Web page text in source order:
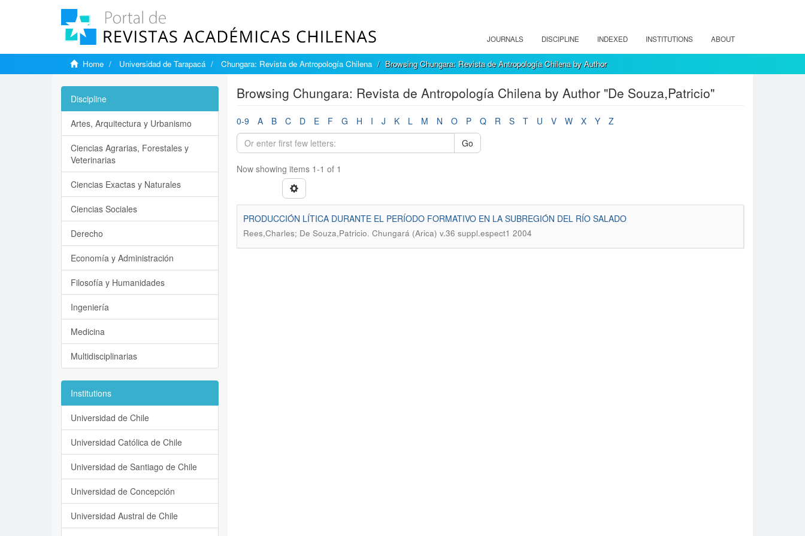
JOURNALS DISCIPLINE INDEXED INSTITUTIONS ABOUT
Home Universidad de Tarapacá Chungara: Revista de Antropología Chilena Browsing Chungara: Revista de Antropología Chilena by Author
Browsing Chungara: Revista de Antropología Chilena by Author "De Souza,Patricio"
0-9 A B C D E F G H I J K L M N O P Q R S T U V W X Y
Z
Go
Now showing items 1-1 of 1
PRODUCCIÓN LÍTICA DURANTE EL PERÍODO FORMATIVO EN LA SUBREGIÓN DEL RÍO SALADO
Rees,Charles; De Souza,Patricio. Chungará (Arica) v.36 suppl.espect1 2004
Discipline
Artes, Arquitectura y Urbanismo
Ciencias Agrarias, Forestales y
Veterinarias
Ciencias Exactas y Naturales
Ciencias Sociales
Derecho
Economía y Administración
Filosofía y Humanidades
Ingeniería
Medicina
Multidisciplinarias
Institutions
Universidad de Chile
Universidad Católica de Chile
Universidad de Santiago de Chile
Universidad de Concepción
Universidad Austral de Chile